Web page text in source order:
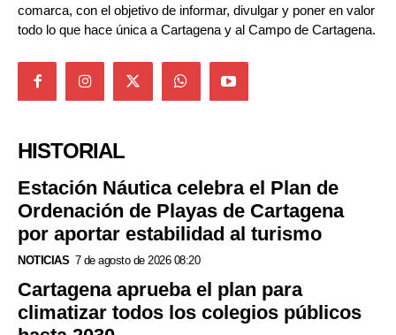
comarca, con el objetivo de informar, divulgar y poner en valor
todo lo que hace única a Cartagena y al Campo de Cartagena.
HISTORIAL
Estación Náutica celebra el Plan de
Ordenación de Playas de Cartagena
por aportar estabilidad al turismo
NOTICIAS 7 de agosto de 2026 08:20
Cartagena aprueba el plan para
climatizar todos los colegios públicos